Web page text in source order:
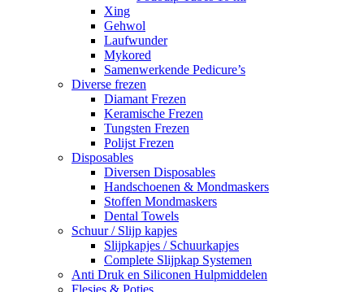
Xing
Gehwol
Laufwunder
Mykored
Samenwerkende Pedicure’s
Diverse frezen
Diamant Frezen
Keramische Frezen
Tungsten Frezen
Polijst Frezen
Disposables
Diversen Disposables
Handschoenen & Mondmaskers
Stoffen Mondmaskers
Dental Towels
Schuur / Slijp kapjes
Slijpkapjes / Schuurkapjes
Complete Slijpkap Systemen
Anti Druk en Siliconen Hulpmiddelen